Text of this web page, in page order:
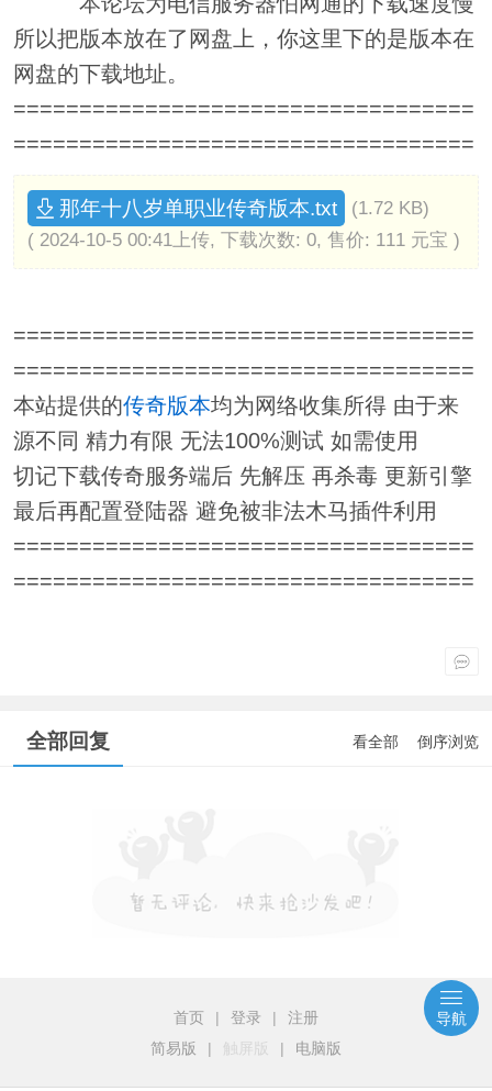
所以把版本放在了网盘上，你这里下的是版本在
网盘的下载地址。
===================================
===================================
那年十八岁单职业传奇版本.txt
(1.72 KB)
( 2024-10-5 00:41上传, 下载次数: 0, 售价: 111 元宝 )
===================================
===================================
本站提供的传奇版本均为网络收集所得 由于来
源不同 精力有限 无法100%测试 如需使用
切记下载传奇服务端后 先解压 再杀毒 更新引擎
最后再配置登陆器 避免被非法木马插件利用
===================================
===================================
全部回复 看全部 倒序浏览
首页 | 登录 |
注册
简易版
| 触屏版 | 电脑版
导航